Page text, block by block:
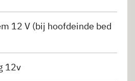
12 V (bij hoofdeinde bed
12v